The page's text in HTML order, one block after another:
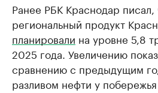
Ранее РБК Краснодар писал,
региональный продукт
планировали на уровне 5,8
2025 года. Увеличению
сравнению с предыдущим
разливом нефти у